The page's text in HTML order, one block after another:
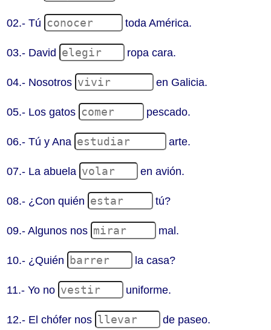
02.- Tú toda América.
03.- David ropa cara.
04.- Nosotros en Galicia.
05.- Los gatos pescado.
06.- Tú y Ana arte.
07.- La abuela en avión.
08.- ¿Con quién tú?
09.- Algunos nos mal.
10.- ¿Quién la casa?
11.- Yo no uniforme.
12.- El chófer nos de paseo.